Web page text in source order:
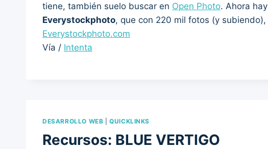
tiene, también suelo buscar en Open Photo. Ahora
Everystockphoto, que con 220 mil fotos (y
Everystockphoto.com
Vía / Intenta
DESARROLLO WEB |QUICKLINKS
Recursos: BLUE VERTIGO